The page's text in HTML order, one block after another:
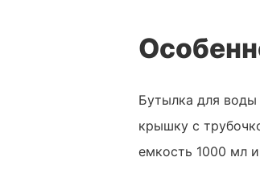
Бутылка для
крышку с
емкость 1000 мл